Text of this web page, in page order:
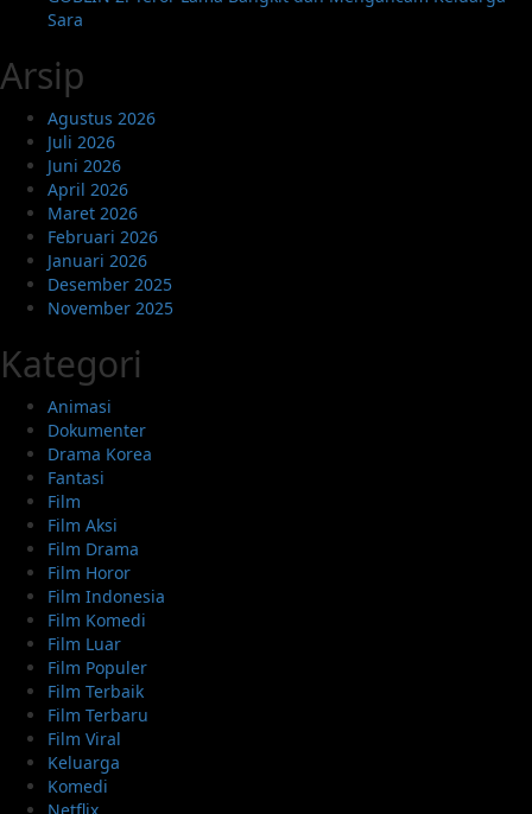
Sara
Arsip
Agustus 2026
Juli 2026
Juni 2026
April 2026
Maret 2026
Februari 2026
Januari 2026
Desember 2025
November 2025
Kategori
Animasi
Dokumenter
Drama Korea
Fantasi
Film
Film Aksi
Film Drama
Film Horor
Film Indonesia
Film Komedi
Film Luar
Film Populer
Film Terbaik
Film Terbaru
Film Viral
Keluarga
Komedi